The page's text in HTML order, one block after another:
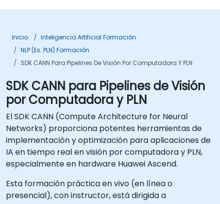
Inicio
Inteligencia Artificial Formación
NLP (es. PLN) Formación
SDK CANN Para Pipelines De Visión Por Computadora Y PLN
SDK CANN para Pipelines de Visión
por Computadora y PLN
El SDK CANN (Compute Architecture for Neural
Networks) proporciona potentes herramientas de
implementación y optimización para aplicaciones de
IA en tiempo real en visión por computadora y PLN,
especialmente en hardware Huawei Ascend.
Esta formación práctica en vivo (en línea o
presencial), con instructor, está dirigida a